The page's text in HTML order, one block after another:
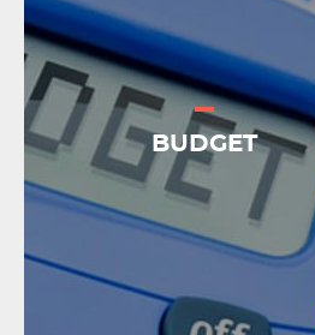
BUDGET